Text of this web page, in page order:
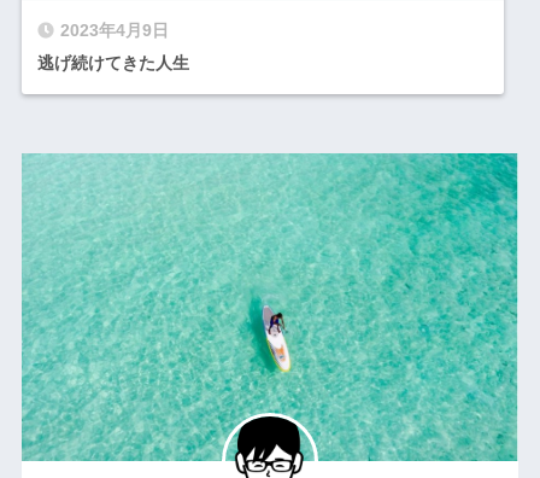
2023年4月9日
逃げ続けてきた人生